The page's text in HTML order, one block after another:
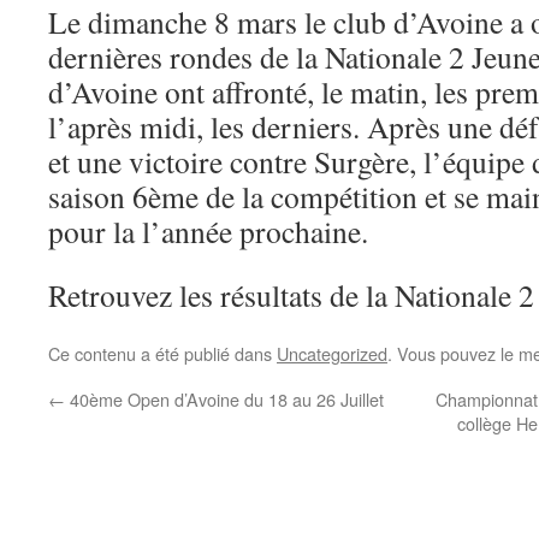
Le dimanche 8 mars le club d’Avoine a
dernières rondes de la Nationale 2
d’Avoine ont affronté, le matin, les
l’après midi, les derniers. Après une
et une victoire contre Surgère, l’équipe
saison 6ème de la compétition et se
pour la l’année prochaine.
Retrouvez les résultats de la Nationale
Ce contenu a été publié dans Uncategorized. Vous pouvez le
← 40ème Open d’Avoine du 18 au 26 Juillet
collège